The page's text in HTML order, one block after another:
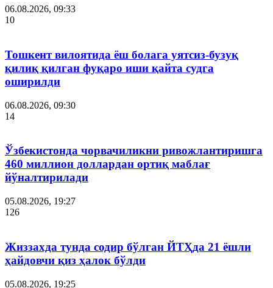
06.08.2026, 09:33
10
Тошкент вилоятида ёш болага уятсиз-бузуқ
қилиқ қилган фуқаро иши қайта судга
оширилди
06.08.2026, 09:30
14
Ўзбекистонда чорвачиликни ривожлантиришга
460 миллион доллардан ортиқ маблағ
йўналтирилади
05.08.2026, 19:27
126
Жиззахда тунда содир бўлган ЙТҲда 21 ёшли
ҳайдовчи қиз ҳалок бўлди
05.08.2026, 19:25